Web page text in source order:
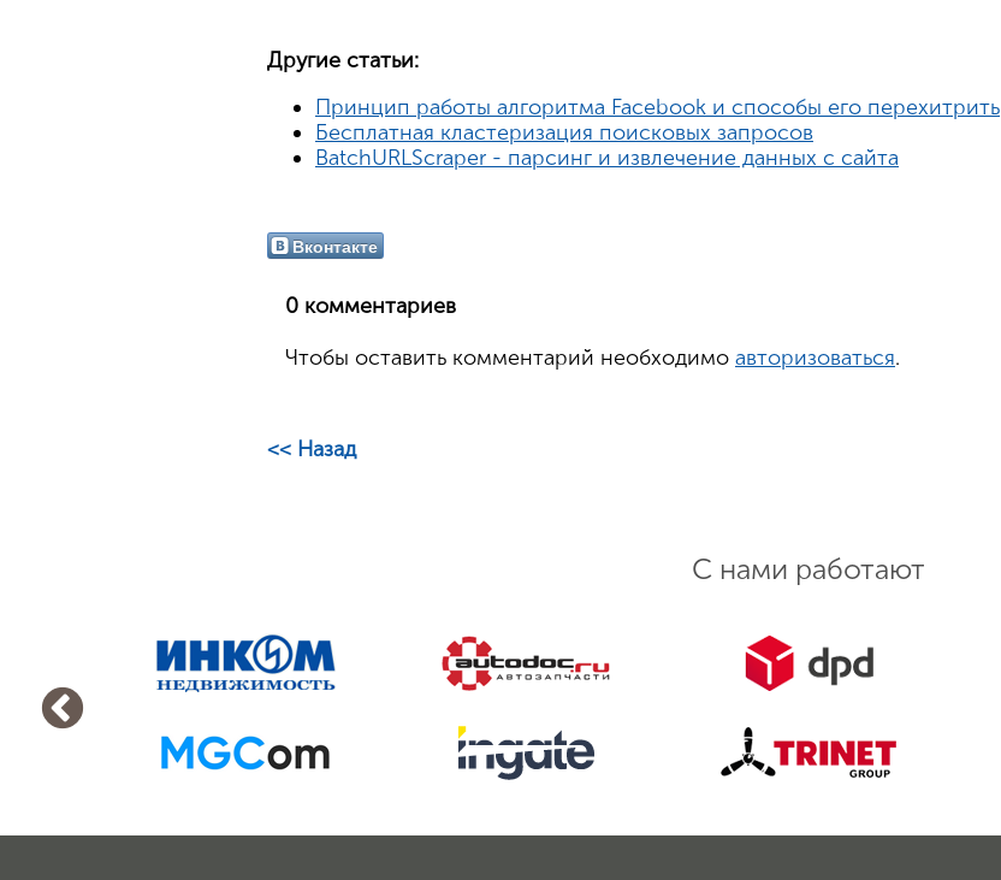
Другие статьи:
Принцип работы алгоритма Facebook и способы его перехитрить
Бесплатная кластеризация поисковых запросов
BatchURLScraper - парсинг и извлечение данных с сайта
Вконтакте
0 комментариев
Чтобы оставить комментарий необходимо авторизоваться.
<< Назад
С нами работают